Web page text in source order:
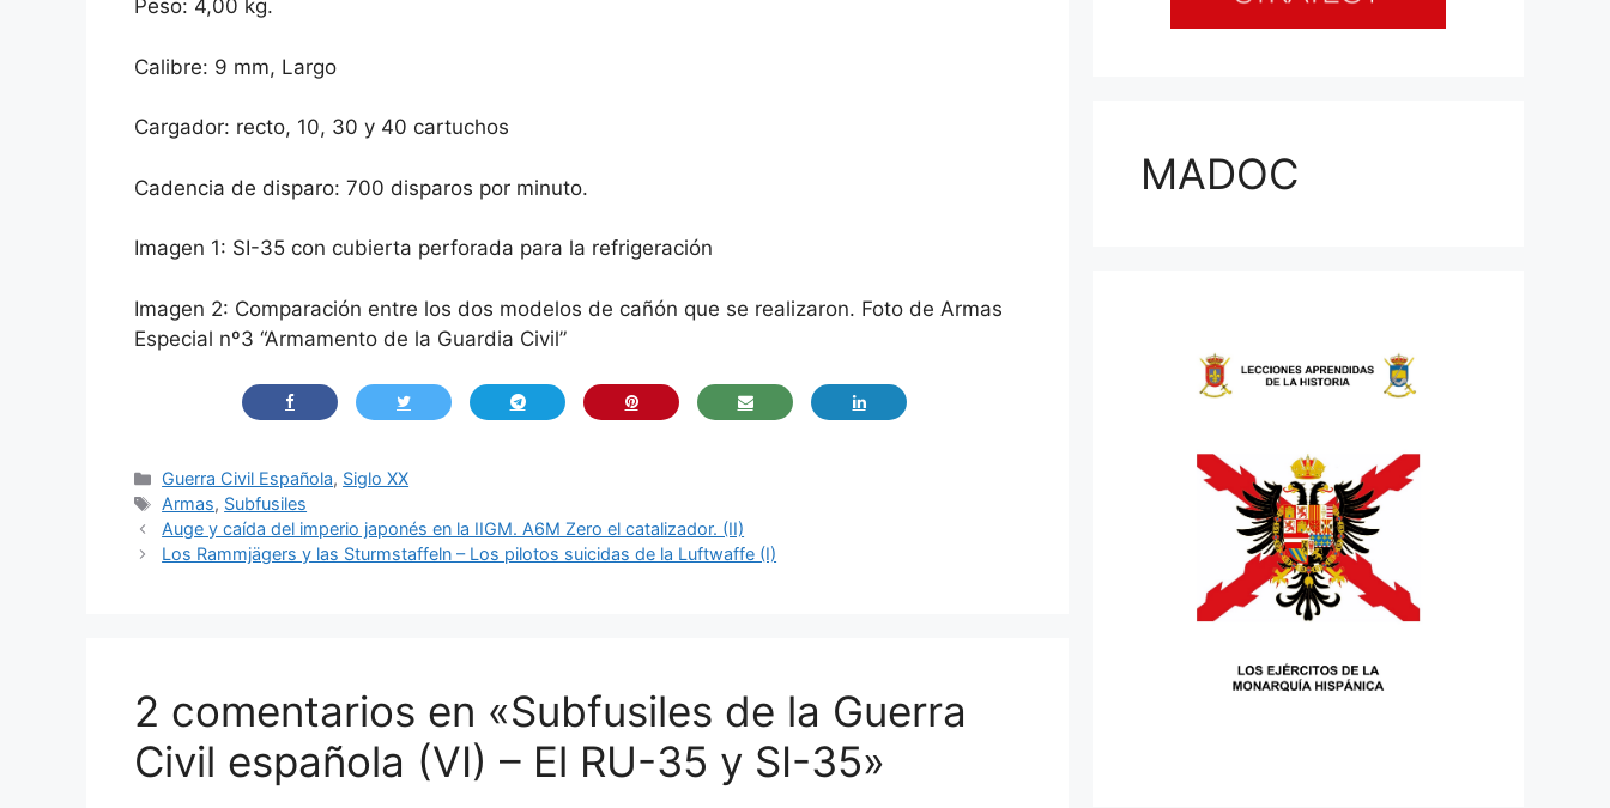
Peso: 4,00 kg.
Calibre: 9 mm, Largo
Cargador: recto, 10, 30 y 40 cartuchos
Cadencia de disparo: 700 disparos por minuto.
Imagen 1: SI-35 con cubierta perforada para la refrigeración
Imagen 2: Comparación entre los dos modelos de cañón que se realizaron. Foto de Armas
Especial nº3 “Armamento de la Guardia Civil”
Categorías
Guerra Civil Española, Siglo XX
Etiquetas
Armas, Subfusiles
Auge y caída del imperio japonés en la IIGM. A6M Zero el catalizador. (II)
Los Rammjägers y las Sturmstaffeln – Los pilotos suicidas de la Luftwaffe (I)
2 comentarios en «Subfusiles de la Guerra
Civil española (VI) – El RU-35 y SI-35»
MADOC